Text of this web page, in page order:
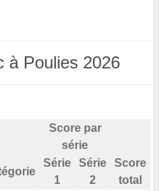
à Poulies 2026
Score par
série
Série
1
Série
2
Score
total